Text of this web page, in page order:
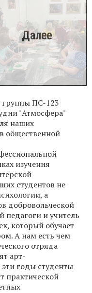
группы ПС-123
"Атмосфера"
наших
общественной
изучения
студентов не
а
добровольческой
педагоги и учитель
который обучает
А нам есть чем
отряда
арт-
эти годы студенты
практической